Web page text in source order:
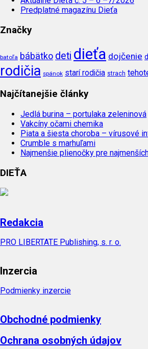
Predplatné magazínu Dieťa
Značky
batoľa bábätko deti dieťa dojčenie
rodičia spánok starí rodičia strach
Najčítanejšie články
Jedlá burina – portulaka zeleninová
Vakcíny očami chemika
Piata a šiesta choroba – vírusové
Crumble s marhuľami
Najmenšie plienočky pre
DIEŤA
Redakcia
PRO LIBERTATE Publishing, s. r. o.
Inzercia
Podmienky inzercie
Obchodné podmienky
Ochrana osobných údajov